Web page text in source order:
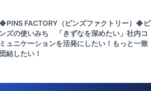
◆PINS FACTORY（ピンズファクトリー）◆ピ
ンズの使いみち 「きずなを深めたい」社内コ
ミュニケーションを活発にしたい！もっと一致
団結したい！